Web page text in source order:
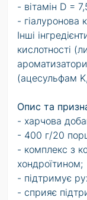
- вітамін D =
- гіалуронова
Інші
кислотності
(ацесульфам
Опис та
- харчова
- 400 г/20
- комплекс з
хондроїтином;
- підтримує
- сприяє